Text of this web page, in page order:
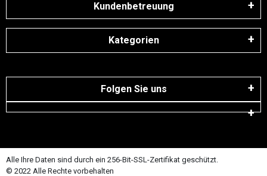
Kundenbetreuung
Kategorien
Folgen Sie uns
Alle Ihre Daten sind durch ein 256-Bit-SSL-Zertifikat geschützt.
© 2022 Alle Rechte vorbehalten